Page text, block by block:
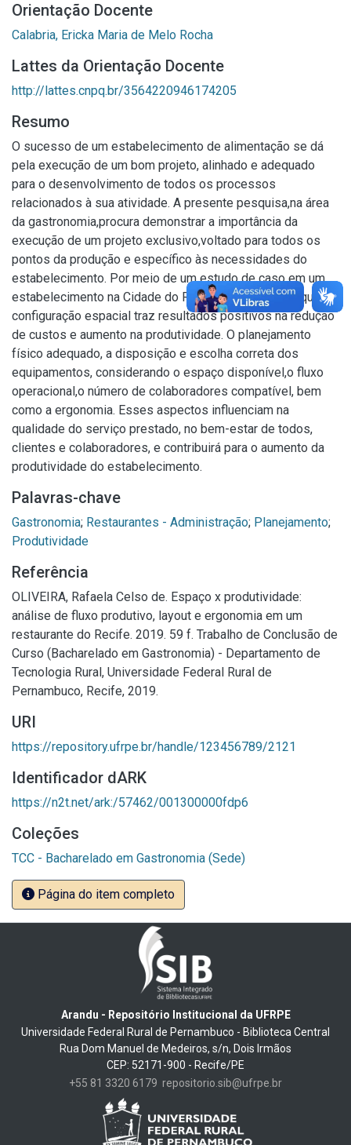
Orientação Docente
Calabria, Ericka Maria de Melo Rocha
Lattes da Orientação Docente
http://lattes.cnpq.br/3564220946174205
Resumo
O sucesso de um estabelecimento de alimentação se dá
pela execução de um bom projeto, alinhado e adequado
para o desenvolvimento de todos os processos
relacionados à sua atividade. A presente pesquisa,na área
da gastronomia,procura demonstrar a importância da
execução de um projeto exclusivo,voltado para todos os
pontos da produção e específico às necessidades do
estabelecimento. Por meio de um estudo de caso em um
estabelecimento na Cidade do Recife,foi observado que a
configuração espacial traz resultados positivos na redução
de custos e aumento na produtividade. O planejamento
físico adequado, a disposição e escolha correta dos
equipamentos, considerando o espaço disponível,o fluxo
operacional,o número de colaboradores compatível, bem
como a ergonomia. Esses aspectos influenciam na
qualidade do serviço prestado, no bem-estar de todos,
clientes e colaboradores, e contribuirá para o aumento da
produtividade do estabelecimento.
Palavras-chave
Gastronomia; Restaurantes - Administração; Planejamento;
Produtividade
Referência
OLIVEIRA, Rafaela Celso de. Espaço x produtividade:
análise de fluxo produtivo, layout e ergonomia em um
restaurante do Recife. 2019. 59 f. Trabalho de Conclusão de
Curso (Bacharelado em Gastronomia) - Departamento de
Tecnologia Rural, Universidade Federal Rural de
Pernambuco, Recife, 2019.
URI
https://repository.ufrpe.br/handle/123456789/2121
Identificador dARK
https://n2t.net/ark:/57462/001300000fdp6
Coleções
TCC - Bacharelado em Gastronomia (Sede)
Página do item completo
Arandu - Repositório Institucional da UFRPE
Universidade Federal Rural de Pernambuco - Biblioteca Central
Rua Dom Manuel de Medeiros, s/n, Dois Irmãos
CEP: 52171-900 - Recife/PE
+55 81 3320 6179 repositorio.sib@ufrpe.br